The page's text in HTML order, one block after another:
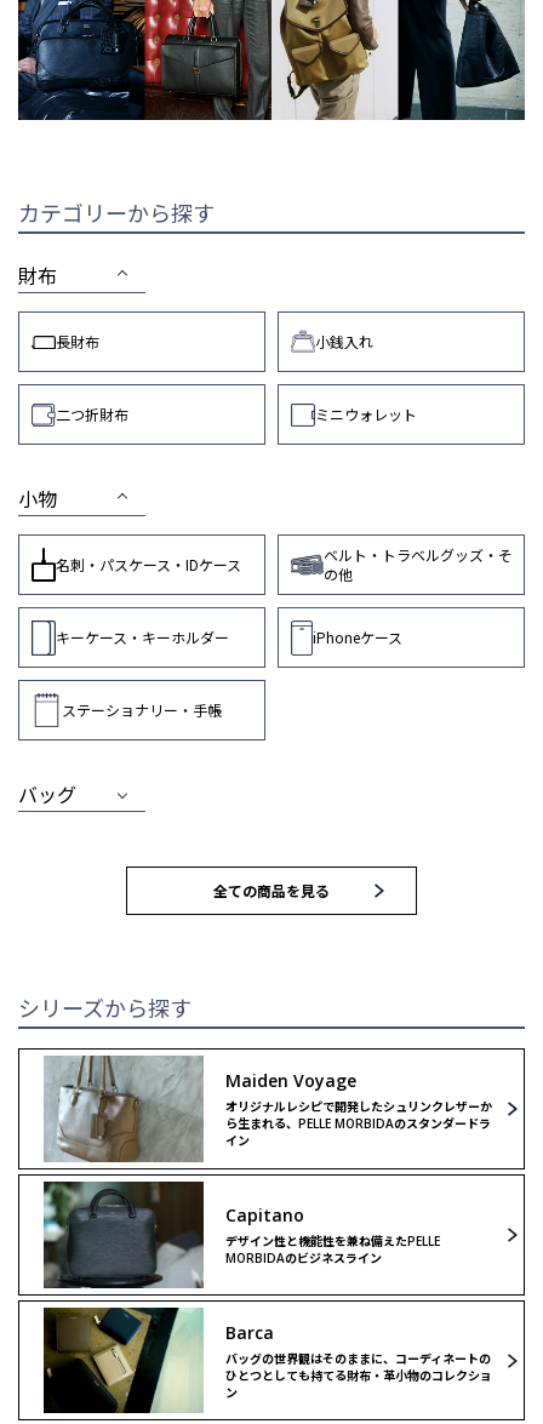
カテゴリーから探す
財布
長財布 小銭入れ
二つ折財布 ミニウォレット
小物
名刺・パスケース・IDケース
ベルト・トラベルグッズ・そ
の他
キーケース・キーホルダー iPhoneケース
ステーショナリー・手帳
バッグ
ウォレット
クラッチ＆
セカンドバッグ
バックパック
ボストンバッグ
ショルダーバッグ
リミテッドモデル
ウォレット
クラッチ＆
セカンドバッグ
ゴルフ
全ての商品を見る
シリーズから探す
Maiden Voyage
オリジナルレシピで開発したシュリンクレザーか
ら生まれる、PELLE MORBIDAのスタンダードラ
イン
Capitano
デザイン性と機能性を兼ね備えたPELLE
MORBIDAのビジネスライン
Barca
バッグの世界観はそのままに、コーディネートの
ひとつとしても持てる財布・革小物のコレクショ
ン